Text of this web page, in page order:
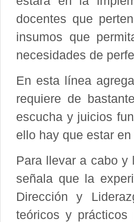
docentes que
insumos que
necesidades de
En esta línea
requiere de
escucha y juicios
ello hay que estar
Para llevar a cabo y
señala que la
Dirección y
teóricos y